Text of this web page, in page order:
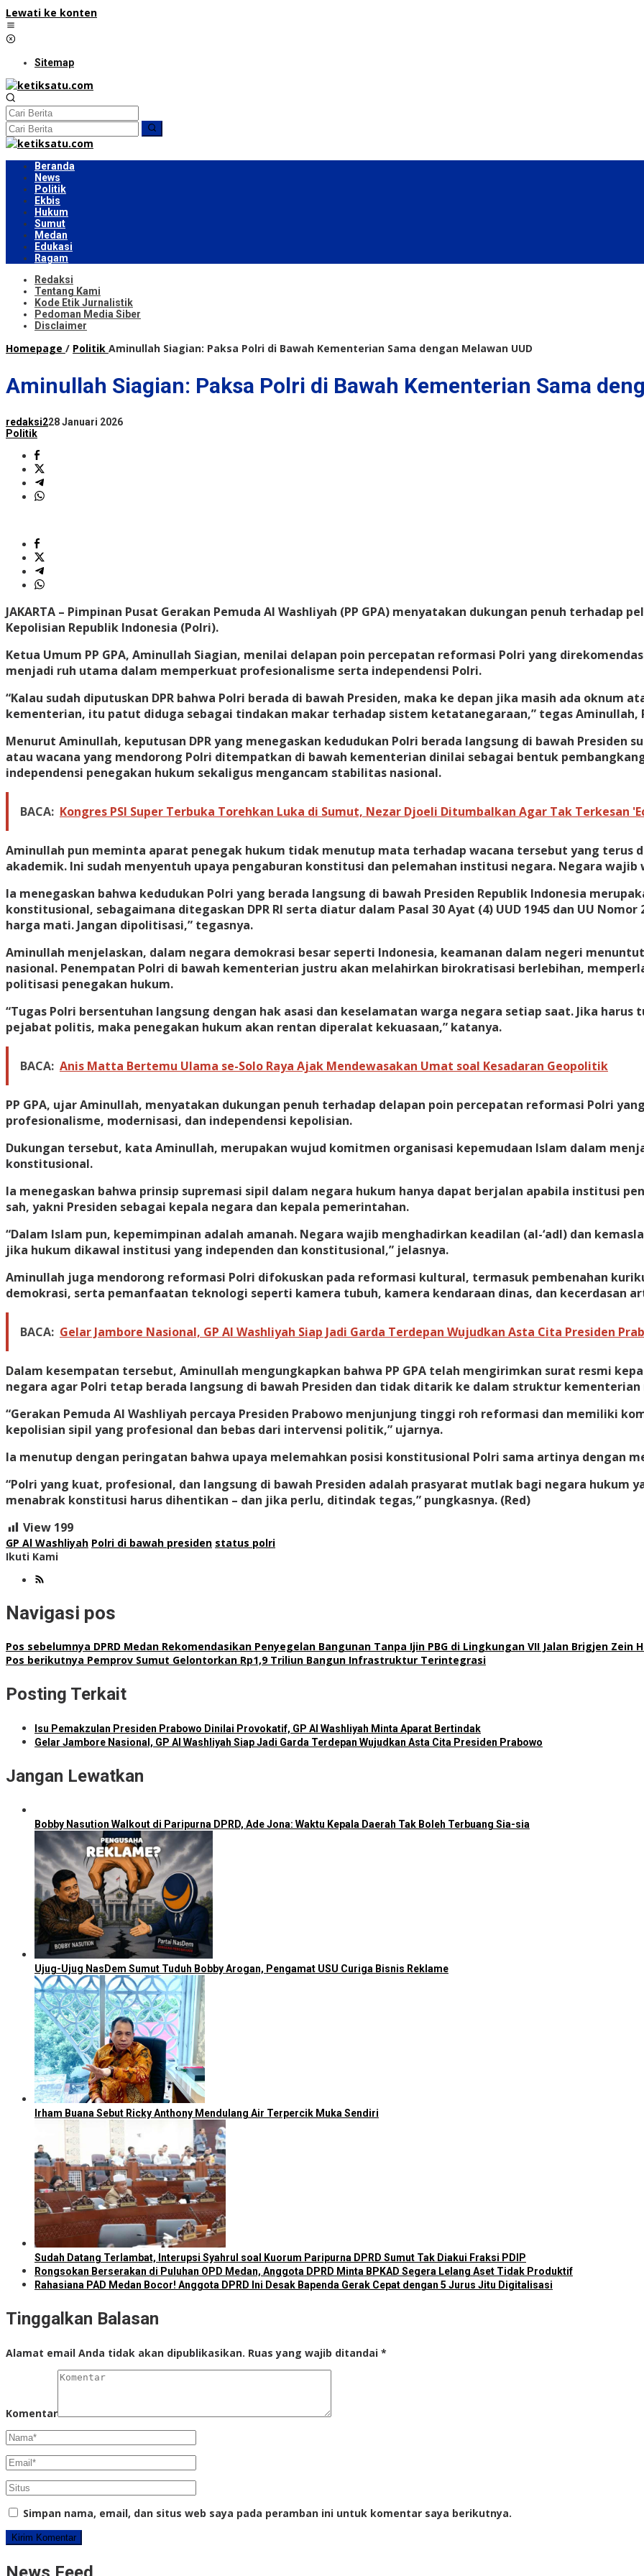
Lewati ke konten
Sitemap
Beranda
News
Politik
Ekbis
Hukum
Sumut
Medan
Edukasi
Ragam
Redaksi
Tentang Kami
Kode Etik Jurnalistik
Pedoman Media Siber
Disclaimer
Homepage / Politik Aminullah Siagian: Paksa Polri di Bawah Kementerian Sama dengan Melawan UUD
Aminullah Siagian: Paksa Polri di Bawah Kementerian Sama
redaksi228 Januari 2026
Politik
JAKARTA – Pimpinan Pusat Gerakan Pemuda Al Washliyah (PP GPA) menyatakan dukungan penuh terhadap
Kepolisian Republik Indonesia (Polri).
Ketua Umum PP GPA, Aminullah Siagian, menilai delapan poin percepatan reformasi Polri yang
menjadi ruh utama dalam memperkuat profesionalisme serta independensi Polri.
“Kalau sudah diputuskan DPR bahwa Polri berada di bawah Presiden, maka ke depan jika masih ada oknum
kementerian, itu patut diduga sebagai tindakan makar terhadap sistem ketatanegaraan,” tegas Aminullah,
Menurut Aminullah, keputusan DPR yang menegaskan kedudukan Polri berada langsung di bawah Presiden
atau wacana yang mendorong Polri ditempatkan di bawah kementerian dinilai sebagai bentuk
independensi penegakan hukum sekaligus mengancam stabilitas nasional.
BACA: Kongres PSI Super Terbuka Torehkan Luka di Sumut, Nezar Djoeli Ditumbalkan Agar Tak Terkesan
Aminullah pun meminta aparat penegak hukum tidak menutup mata terhadap wacana tersebut yang terus
akademik. Ini sudah menyentuh upaya pengaburan konstitusi dan pelemahan institusi negara. Negara wajib
Ia menegaskan bahwa kedudukan Polri yang berada langsung di bawah Presiden Republik Indonesia
konstitusional, sebagaimana ditegaskan DPR RI serta diatur dalam Pasal 30 Ayat (4) UUD 1945 dan UU
harga mati. Jangan dipolitisasi,” tegasnya.
Aminullah menjelaskan, dalam negara demokrasi besar seperti Indonesia, keamanan dalam negeri
nasional. Penempatan Polri di bawah kementerian justru akan melahirkan birokratisasi berlebihan,
politisasi penegakan hukum.
“Tugas Polri bersentuhan langsung dengan hak asasi dan keselamatan warga negara setiap saat. Jika
pejabat politis, maka penegakan hukum akan rentan diperalat kekuasaan,” katanya.
BACA: Anis Matta Bertemu Ulama se-Solo Raya Ajak Mendewasakan Umat soal Kesadaran Geopolitik
PP GPA, ujar Aminullah, menyatakan dukungan penuh terhadap delapan poin percepatan reformasi Polri
profesionalisme, modernisasi, dan independensi kepolisian.
Dukungan tersebut, kata Aminullah, merupakan wujud komitmen organisasi kepemudaan Islam dalam
konstitusional.
Ia menegaskan bahwa prinsip supremasi sipil dalam negara hukum hanya dapat berjalan apabila institusi
sah, yakni Presiden sebagai kepala negara dan kepala pemerintahan.
“Dalam Islam pun, kepemimpinan adalah amanah. Negara wajib menghadirkan keadilan (al-‘adl) dan
jika hukum dikawal institusi yang independen dan konstitusional,” jelasnya.
Aminullah juga mendorong reformasi Polri difokuskan pada reformasi kultural, termasuk pembenahan
demokrasi, serta pemanfaatan teknologi seperti kamera tubuh, kamera kendaraan dinas, dan kecerdasan
BACA: Gelar Jambore Nasional, GP Al Washliyah Siap Jadi Garda Terdepan Wujudkan Asta Cita Presiden
Dalam kesempatan tersebut, Aminullah mengungkapkan bahwa PP GPA telah mengirimkan surat resmi
negara agar Polri tetap berada langsung di bawah Presiden dan tidak ditarik ke dalam struktur kementerian
“Gerakan Pemuda Al Washliyah percaya Presiden Prabowo menjunjung tinggi roh reformasi dan memiliki
kepolisian sipil yang profesional dan bebas dari intervensi politik,” ujarnya.
Ia menutup dengan peringatan bahwa upaya melemahkan posisi konstitusional Polri sama artinya dengan
“Polri yang kuat, profesional, dan langsung di bawah Presiden adalah prasyarat mutlak bagi negara hukum
menabrak konstitusi harus dihentikan – dan jika perlu, ditindak tegas,” pungkasnya. (Red)
View 199
GP Al Washliyah Polri di bawah presiden status polri
Ikuti Kami
Navigasi pos
Pos sebelumnya DPRD Medan Rekomendasikan Penyegelan Bangunan Tanpa Ijin PBG di Lingkungan VII Jalan Brigjen Zein
Pos berikutnya Pemprov Sumut Gelontorkan Rp1,9 Triliun Bangun Infrastruktur Terintegrasi
Posting Terkait
Isu Pemakzulan Presiden Prabowo Dinilai Provokatif, GP Al Washliyah Minta Aparat Bertindak
Gelar Jambore Nasional, GP Al Washliyah Siap Jadi Garda Terdepan Wujudkan Asta Cita Presiden Prabowo
Jangan Lewatkan
Bobby Nasution Walkout di Paripurna DPRD, Ade Jona: Waktu Kepala Daerah Tak Boleh Terbuang Sia-sia
Ujug-Ujug NasDem Sumut Tuduh Bobby Arogan, Pengamat USU Curiga Bisnis Reklame
Irham Buana Sebut Ricky Anthony Mendulang Air Terpercik Muka Sendiri
Sudah Datang Terlambat, Interupsi Syahrul soal Kuorum Paripurna DPRD Sumut Tak Diakui Fraksi PDIP
Rongsokan Berserakan di Puluhan OPD Medan, Anggota DPRD Minta BPKAD Segera Lelang Aset Tidak Produktif
Rahasiana PAD Medan Bocor! Anggota DPRD Ini Desak Bapenda Gerak Cepat dengan 5 Jurus Jitu Digitalisasi
Tinggalkan Balasan
Alamat email Anda tidak akan dipublikasikan. Ruas yang wajib ditandai *
Komentar
Simpan nama, email, dan situs web saya pada peramban ini untuk komentar saya berikutnya.